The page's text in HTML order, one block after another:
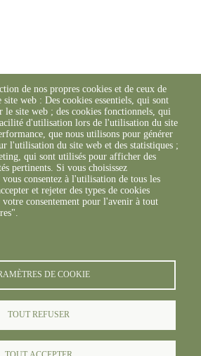
de nos propres cookies et de ceux de
site web : Des cookies essentiels, qui sont
le site web ; des cookies fonctionnels, qui
d'utilisation lors de l'utilisation du site
que nous utilisons pour générer
l'utilisation du site web et des statistiques ;
qui sont utilisés pour afficher des
pertinents. Si vous choisissez
consentez à l'utilisation de tous les
et rejeter des types de cookies
consentement pour l'avenir à tout
DE COOKIE
TOUT REFUSER